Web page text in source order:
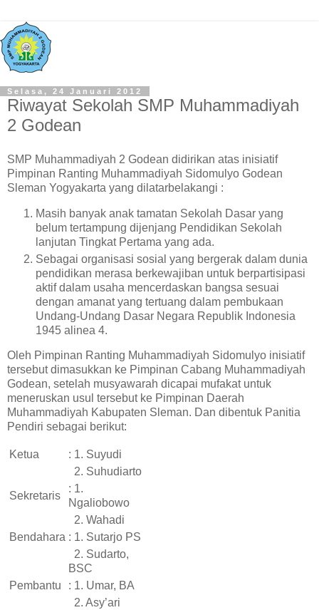
Selasa, 24 Januari 2012
Riwayat Sekolah SMP Muhammadiyah
2 Godean
SMP Muhammadiyah 2 Godean didirikan atas inisiatif
Pimpinan Ranting Muhammadiyah Sidomulyo Godean
Sleman Yogyakarta yang dilatarbelakangi :
Masih banyak anak tamatan Sekolah Dasar yang
belum tertampung dijenjang Pendidikan Sekolah
lanjutan Tingkat Pertama yang ada.
Sebagai organisasi sosial yang bergerak dalam dunia
pendidikan merasa berkewajiban untuk berpartisipasi
aktif dalam usaha mencerdaskan bangsa sesuai
dengan amanat yang tertuang dalam pembukaan
Undang-Undang Dasar Negara Republik Indonesia
1945 alinea 4.
Oleh Pimpinan Ranting Muhammadiyah Sidomulyo inisiatif
tersebut dimasukkan ke Pimpinan Cabang Muhammadiyah
Godean, setelah musyawarah dicapai mufakat untuk
meneruskan usul tersebut ke Pimpinan Daerah
Muhammadiyah Kabupaten Sleman. Dan dibentuk Panitia
Pendiri sebagai berikut:
Ketua
: 1. Suyudi
2. Suhudiarto
Sekretaris
: 1.
Ngaliobowo
2. Wahadi
Bendahara : 1. Sutarjo PS
2. Sudarto,
BSC
Pembantu
: 1. Umar, BA
2. Asy’ari